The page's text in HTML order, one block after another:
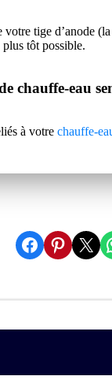
tige d’anode
tôt possible.
chauffe-eau
à votre chauffe-
Partager sur Facebook
Partager sur
Partager sur X